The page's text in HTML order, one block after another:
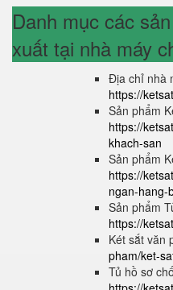
Danh mục các
xuất tại nhà máy
Địa chỉ nhà
https://
Sản phẩm
https://
khach-san
Sản phẩm
https://
ngan-hang-
Sản phẩm
https://
Két sắt văn
pham/ket-
Tủ hồ sơ